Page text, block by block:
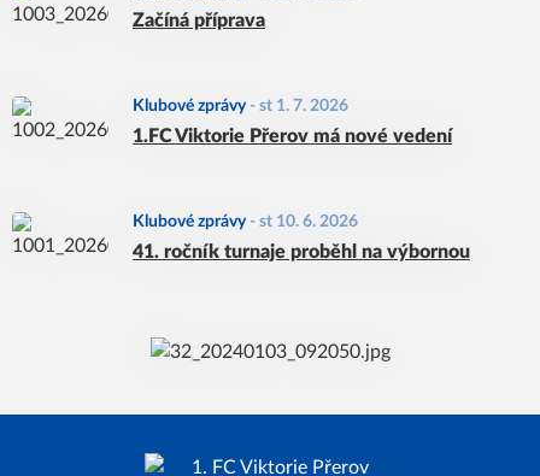
Začíná příprava
Klubové zprávy- st 1. 7. 2026
1.FC Viktorie Přerov má nové vedení
Klubové zprávy- st 10. 6. 2026
41. ročník turnaje proběhl na výbornou